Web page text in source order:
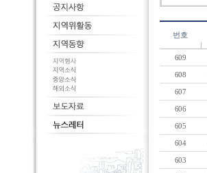
번호
609
608
607
606
605
604
603